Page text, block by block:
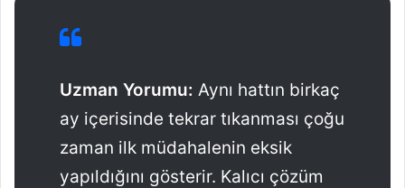
Uzman Yorumu: Aynı hattın birkaç
ay içerisinde tekrar tıkanması çoğu
zaman ilk müdahalenin eksik
yapıldığını gösterir. Kalıcı çözüm